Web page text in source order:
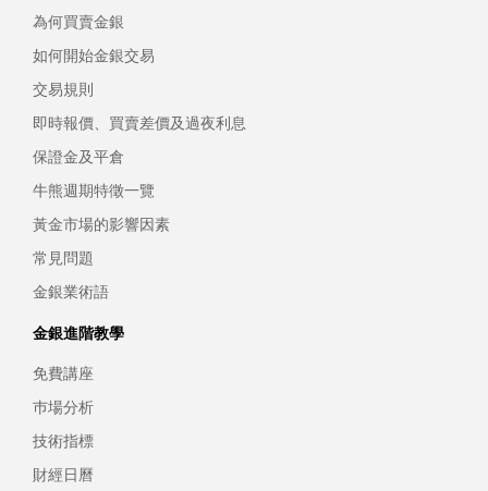
為何買賣金銀
如何開始金銀交易
交易規則
即時報價、買賣差價及過夜利息
保證金及平倉
牛熊週期特徵一覽
黃金市場的影響因素
常見問題
金銀業術語
金銀進階教學
免費講座
巿場分析
技術指標
財經日曆